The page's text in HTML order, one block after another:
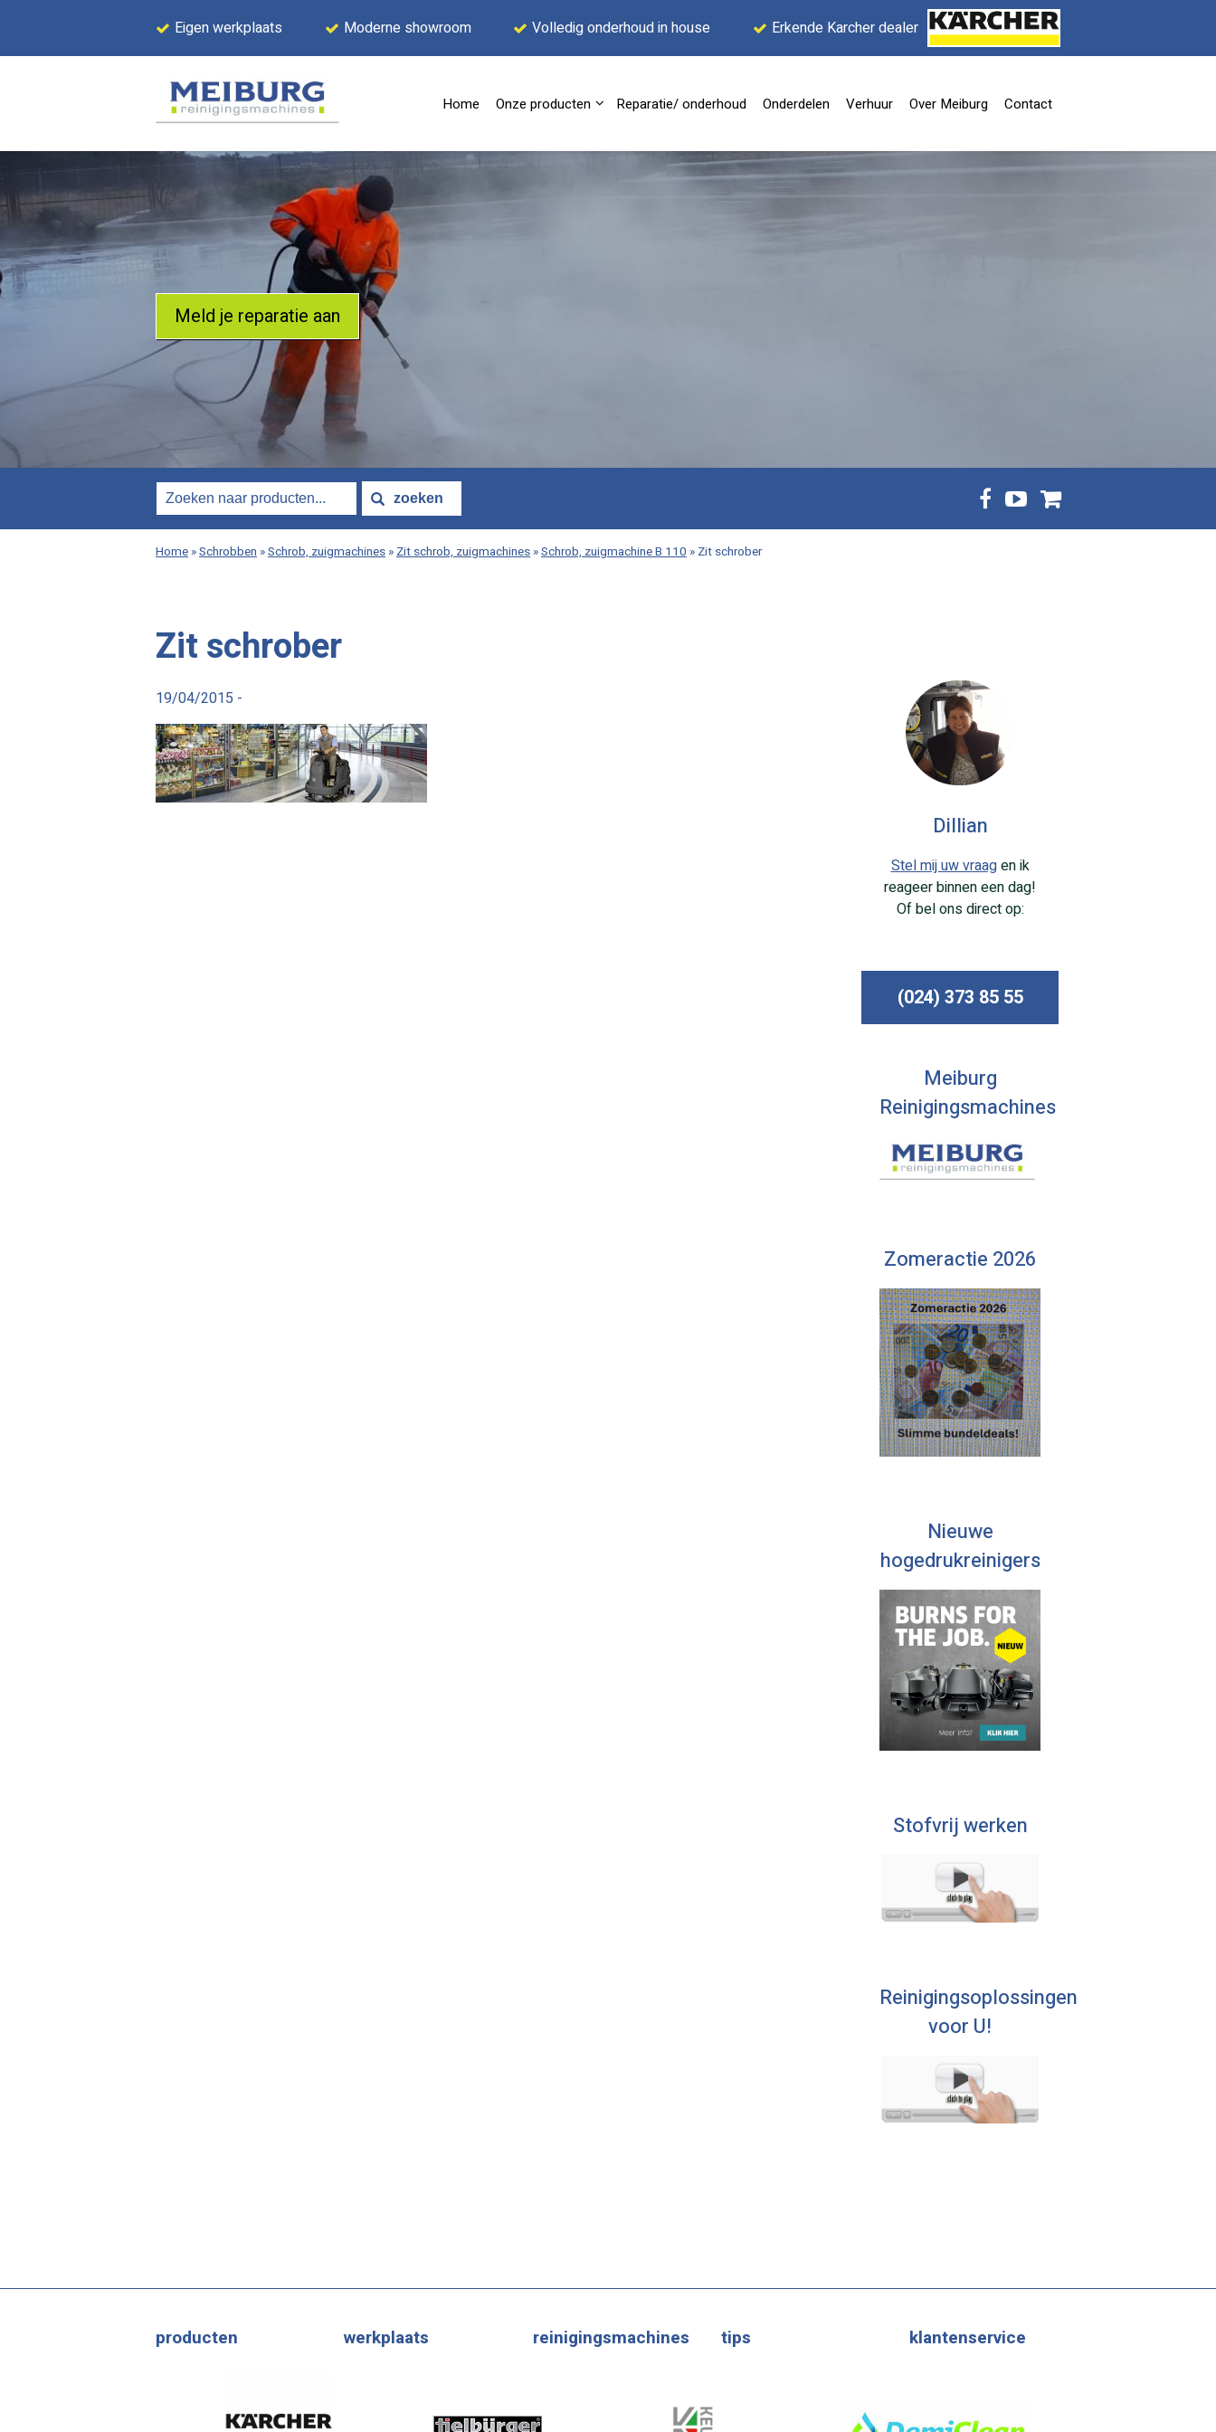
Eigen werkplaats Moderne showroom Volledig onderhoud in house Erkende Karcher dealer
Home Onze producten Reparatie/ onderhoud Onderdelen Verhuur Over Meiburg Contact
Meld je reparatie aan
Home »Schrobben »Schrob, zuigmachines »Zit schrob, zuigmachines »Schrob, zuigmachine B 110 » Zit schrober
Zit schrober
19/04/2015 -
Dillian
Stel mij uw vraagen ik
reageer binnen een dag!
Of bel ons direct op:
(024) 373 85 55
Meiburg
Reinigingsmachines
Zomeractie 2026
Nieuwe
hogedrukreinigers
Stofvrij werken
Reinigingsoplossingen
voor U!
producten werkplaats reinigingsmachines tips klantenservice